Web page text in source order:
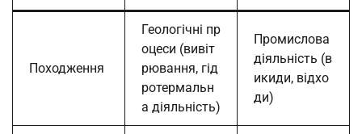
Походження
Геологічні пр
оцеси (вивіт
рювання, гід
ротермальн
а діяльність)
Промислова
діяльність (в
икиди, відхо
ди)